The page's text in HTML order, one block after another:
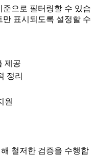
으로 필터링할 수 있습
표시되도록 설정할 수
제공
정리
원
철저한 검증을 수행합